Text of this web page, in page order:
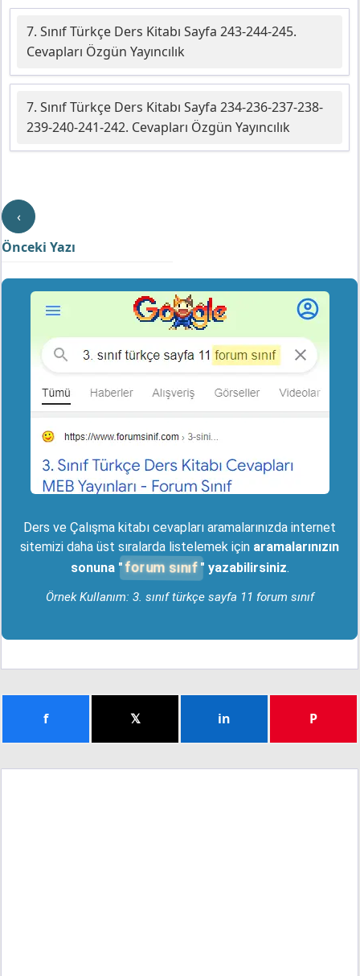
7. Sınıf Türkçe Ders Kitabı Sayfa 243-244-245.
Cevapları Özgün Yayıncılık
7. Sınıf Türkçe Ders Kitabı Sayfa 234-236-237-238-
239-240-241-242. Cevapları Özgün Yayıncılık
‹
Önceki Yazı
Ders ve Çalışma kitabı cevapları aramalarınızda internet
sitemizi daha üst sıralarda listelemek için aramalarınızın
sonuna " forum sınıf " yazabilirsiniz.
Örnek Kullanım: 3. sınıf türkçe sayfa 11 forum sınıf
f 𝕏 in P